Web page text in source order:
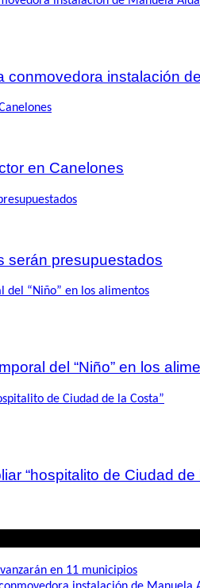
conmovedora instalación
en Canelones
serán presupuestados
del “Niño” en los
“hospitalito de Ciudad de
en 11 municipios